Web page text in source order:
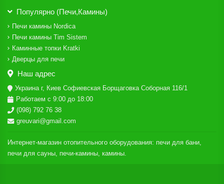
Популярно (Печи,Камины)
Печи камины Nordica
Печи камины Tim Sistem
Каминные топки Kratki
Дверцы для печи
Наш адрес
Украина г, Киев Софиевская Борщаговка Соборная 116/1
Работаем с 9:00 до 18:00
(098) 792 76 38
greuvari@gmail.com
Интернет-магазин отопительного оборудования: печи для бани,
печи для сауны, печи-камины, камины.